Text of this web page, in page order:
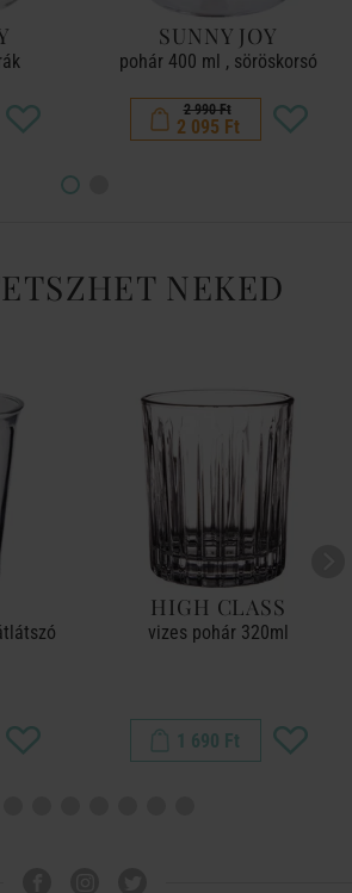
SUNNY JOY
pohár 400 ml , söröskorsó
2 990 Ft
2 095 Ft
NEKED
HIGH CLASS
vizes pohár 320ml
1 690 Ft